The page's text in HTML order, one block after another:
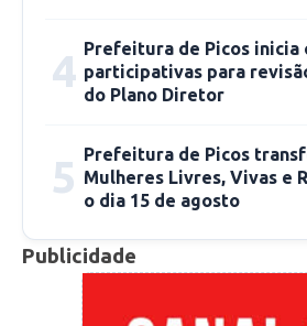
4 Prefeitura de Picos inicia
participativas para
do Plano Diretor
5 Prefeitura de Picos
Mulheres Livres, Vivas e
o dia 15 de agosto
Publicidade